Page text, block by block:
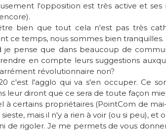
l'opposition est très active et
bien que tout cela n'est pas très
ce temps, nous sommes bien tranquilles.
je pense que dans beaucoup de
en compte leurs suggestions
révolutionnaire non?
c'est l'agglo qui va s'en occuper. Ce
leur diront que ce sera de toute façon
à certains propriétaires (PointCom de
mais il n'y a rien à voir (ou si peu), et
de rigoler. Je me permets de vous